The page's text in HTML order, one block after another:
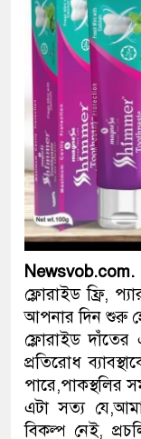
Newsvob.com.
ফ্লোরাইড ফ্রি,
আপনার দিন শুরু
ফ্লোরাইড
প্রতিরোধ
পারে,পাকস্থলির
এটা সত্য
বিকল্প নেই,